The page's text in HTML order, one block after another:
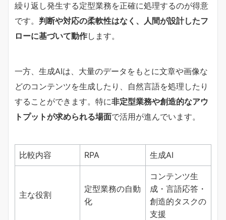
繰り返し発生する定型業務を正確に処理するのが得意
です。 判断や対応の柔軟性はなく、人間が設計したフ
ローに基づいて動作します。
一方、生成AIは、大量のデータをもとに文章や画像な
どのコンテンツを生成したり、自然言語を処理したり
することができます。特に非定型業務や創造的なアウ
トプットが求められる場面で活用が進んでいます。
比較内容 RPA 生成AI
主な役割
定型業務の自動
化
コンテンツ生
成・言語応答・
創造的タスクの
支援